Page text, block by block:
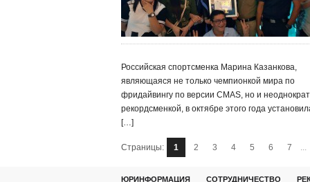
Российская спортсменка Марина Казанкова,
являющаяся не только чемпионкой мира по
фридайвингу по версии CMAS, но и
рекордсменкой, в октябре этого года
[…]
Страницы: 1 2 3 4 5 6 7 ...
ЮРИНФОРМАЦИЯ СОТРУДНИЧЕСТВО